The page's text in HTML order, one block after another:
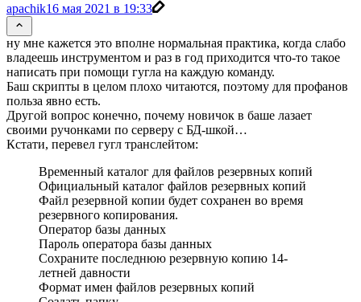
apachik16 мая 2021 в 19:33
ну мне кажется это вполне нормальная практика, когда слабо
владеешь инструментом и раз в год приходится что-то такое
написать при помощи гугла на каждую команду.
Баш скрипты в целом плохо читаются, поэтому для профанов
польза явно есть.
Другой вопрос конечно, почему новичок в баше лазает
своими ручонками по серверу с БД-шкой…
Кстати, перевел гугл транслейтом:
Временный каталог для файлов резервных копий
Официальный каталог файлов резервных копий
Файл резервной копии будет сохранен во время
резервного копирования.
Оператор базы данных
Пароль оператора базы данных
Сохраните последнюю резервную копию 14-
летней давности
Формат имен файлов резервных копий